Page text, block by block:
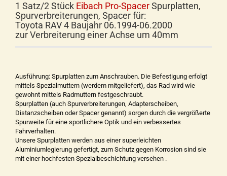
1 Satz/2 Stück Eibach Pro-SpacerSpurplatten,
Spurverbreiterungen, Spacer für:
Toyota RAV 4 Baujahr 06.1994-06.2000
zur Verbreiterung einer Achse um 40mm
Ausführung: Spurplatten zum Anschrauben. Die Befestigung erfolgt
mittels Spezialmuttern (werdem mitgeliefert), das Rad wird wie
gewohnt mittels Radmuttern festgeschraubt.
Spurplatten (auch Spurverbreiterungen, Adapterscheiben,
Distanzscheiben oder Spacer genannt) sorgen durch die vergrößerte
Spurweite für eine sportlichere Optik und ein verbessertes
Fahrverhalten.
Unsere Spurplatten werden aus einer superleichten
Aluminiumlegierung gefertigt, zum Schutz gegen Korrosion sind sie
mit einer hochfesten Spezialbeschichtung versehen .